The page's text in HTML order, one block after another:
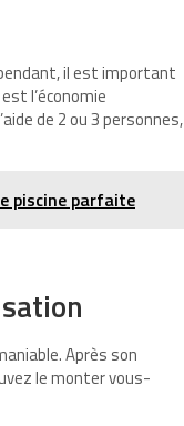
il est important
l’économie
de 2 ou 3 personnes,
piscine parfaite
Après son
le monter vous-